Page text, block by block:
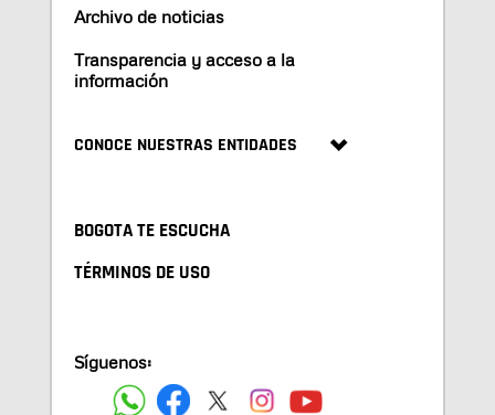
Archivo de noticias
Transparencia y acceso a la
información
CONOCE NUESTRAS ENTIDADES
BOGOTA TE ESCUCHA
TÉRMINOS DE USO
Síguenos: